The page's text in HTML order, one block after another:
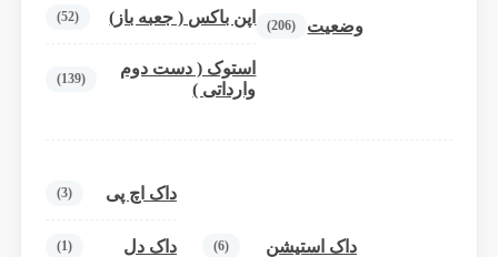
وضعیت (206) اپن باکس ( جعبه باز) (52)
استوک ( دست دوم
وارداتی )
(139)
داک استیشن (6)
داک اچ پی (3)
داک دل (1)